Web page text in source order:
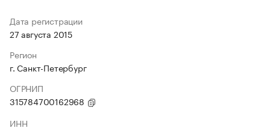
Дата регистрации
27 августа 2015
Регион
г. Санкт-Петербург
ОГРНИП
315784700162968
ИНН